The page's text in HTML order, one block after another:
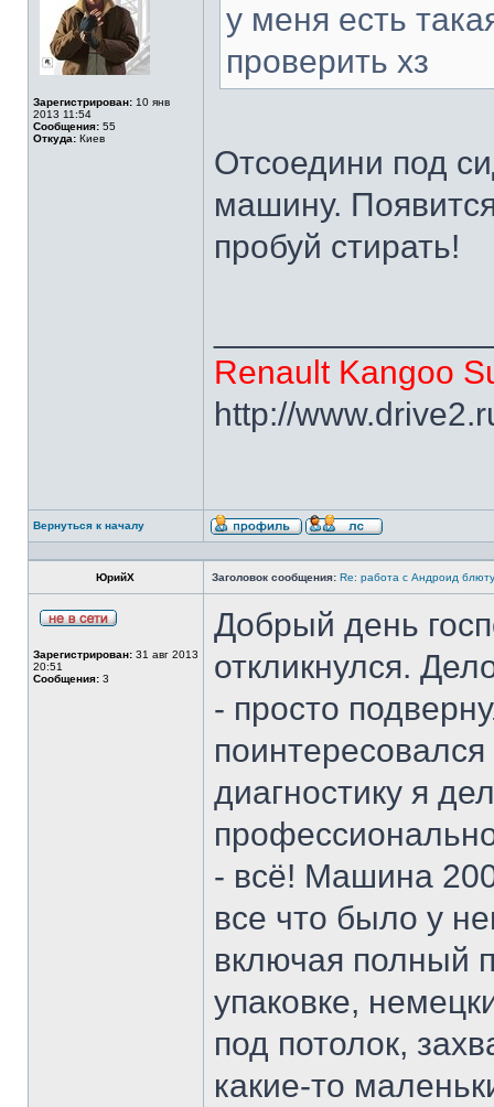
Зарегистрирован: 10 янв
2013 11:54
Сообщения: 55
Откуда: Киев
у меня есть
проверить хз
Отсоедини под
машину.
пробуй стирать!
Renault Kangoo
http://
Вернуться к началу
ЮрийХ Заголовок сообщения: Re: работа с Андроид
Зарегистрирован: 31 авг 2013
20:51
Сообщения: 3
Добрый день
откликнулся.
- просто
диагностику я
- всё! Машина
все что было у
включая полный
упаковке,
под потолок,
какие-то